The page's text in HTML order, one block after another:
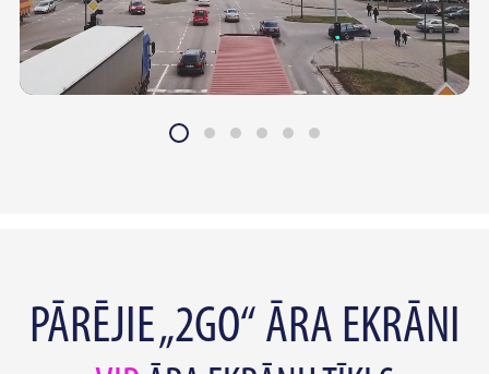
PĀRĒJIE „2GO“ ĀRA EKRĀNI